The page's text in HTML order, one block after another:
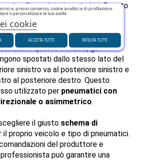
alle posizioni posteriori. Questo
per veicoli a trazione integrale o
: In questo schema, gli
spostati dallo stesso lato del
sinistro va al posteriore sinistro e
al posteriore destro. Questo
utilizzato per pneumatici con
o asimmetrico.
il giusto schema di
proprio veicolo e tipo di pneumatici.
del produttore e
può garantire una
e, previo consenso, cookie analitici e di profilazione.
o personalizzare le tue scelte.
cookie
RIFIUTA TUTTI
ACCETTA TUTTI